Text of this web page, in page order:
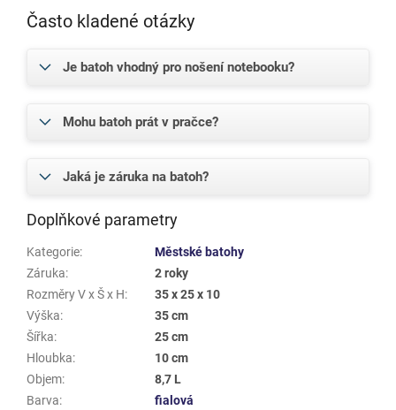
Často kladené otázky
Je batoh vhodný pro nošení notebooku?
Mohu batoh prát v pračce?
Jaká je záruka na batoh?
Doplňkové parametry
Kategorie:
Městské batohy
Záruka:
2 roky
Rozměry V x Š x H:
35 x 25 x 10
Výška:
35 cm
Šířka:
25 cm
Hloubka:
10 cm
Objem:
8,7 L
Barva:
fialová